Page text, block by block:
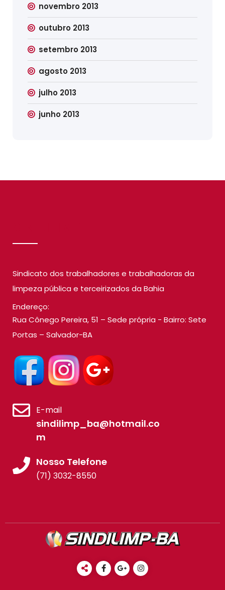
novembro 2013
outubro 2013
setembro 2013
agosto 2013
julho 2013
junho 2013
Sindicato dos trabalhadores e trabalhadoras da
limpeza pública e terceirizados da Bahia
Endereço:
Rua Cônego Pereira, 51 – Sede própria - Bairro: Sete
Portas – Salvador-BA
E-mail
sindilimp_ba@hotmail.co
m
Nosso Telefone
(71) 3032-8550